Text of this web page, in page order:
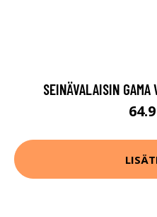
SEINÄVALAISIN